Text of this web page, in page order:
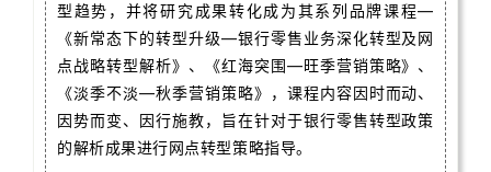
型趋势，并将研究成果转化成为其系列品牌课程—
《新常态下的转型升级—银行零售业务深化转型及网
点战略转型解析》、《红海突围—旺季营销策略》、
《淡季不淡—秋季营销策略》，课程内容因时而动、
因势而变、因行施教，旨在针对于银行零售转型政策
的解析成果进行网点转型策略指导。